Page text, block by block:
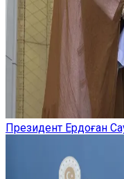
Президент Ердоған